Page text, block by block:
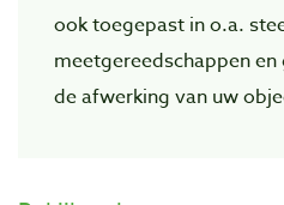
ook toegepast in o.a.
meetgereedschappen
de afwerking van uw